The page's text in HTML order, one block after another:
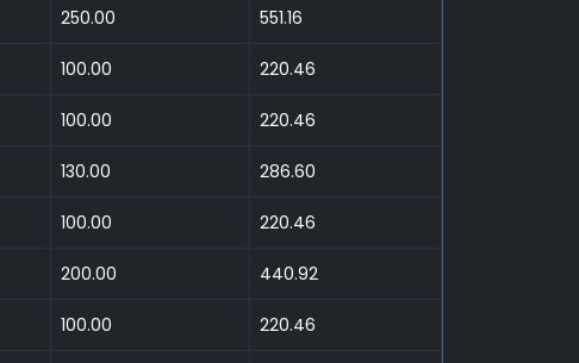
250.00 551.16
100.00 220.46
100.00 220.46
130.00 286.60
100.00 220.46
200.00 440.92
100.00 220.46